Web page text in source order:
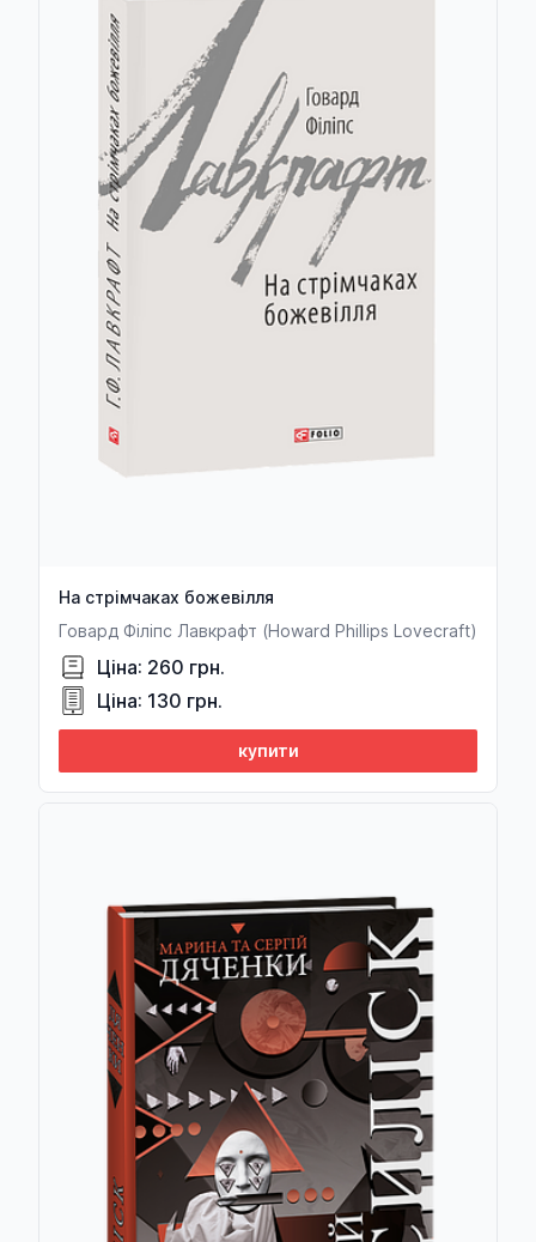
На стрімчаках божевілля
Говард Філіпс Лавкрафт (Howard Phillips Lovecraft)
Ціна: 260 грн.
Ціна: 130 грн.
купити